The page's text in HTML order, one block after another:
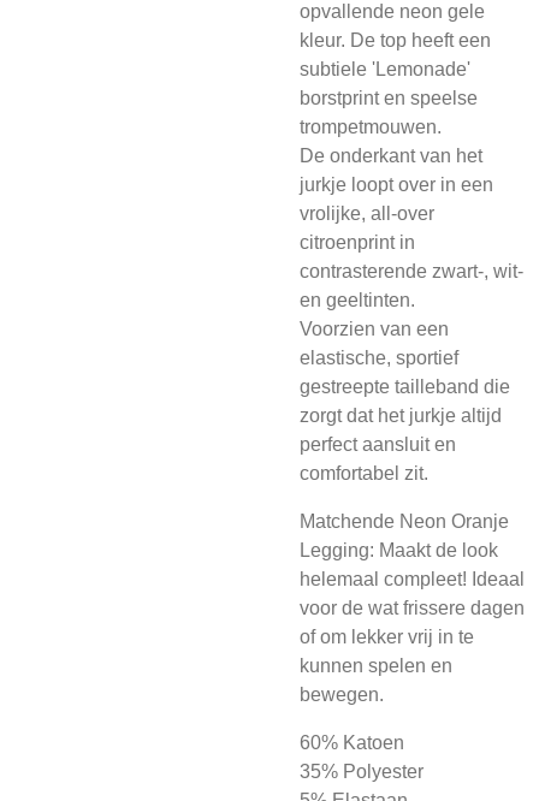
opvallende neon gele
kleur. De top heeft een
subtiele 'Lemonade'
borstprint en speelse
trompetmouwen.
De onderkant van het
jurkje loopt over in een
vrolijke, all-over
citroenprint in
contrasterende zwart-, wit-
en geeltinten.
Voorzien van een
elastische, sportief
gestreepte tailleband die
zorgt dat het jurkje altijd
perfect aansluit en
comfortabel zit.
Matchende Neon Oranje
Legging: Maakt de look
helemaal compleet! Ideaal
voor de wat frissere dagen
of om lekker vrij in te
kunnen spelen en
bewegen.
60% Katoen
35% Polyester